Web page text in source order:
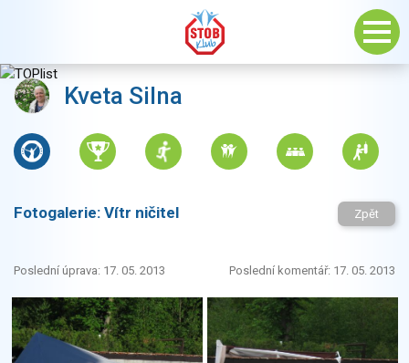
Kveta Silna
Fotogalerie: Vítr ničitel Zpět
Poslední úprava: 17. 05. 2013 Poslední komentář: 17. 05. 2013